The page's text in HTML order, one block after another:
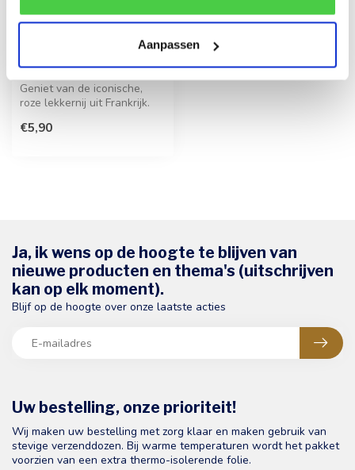
Aanpassen
Reims 100g
Geniet van de iconische,
roze lekkernij uit Frankrijk.
€5,90
Uw bestelling, onze prioriteit!
Wij maken uw bestelling met zorg klaar en maken gebruik van
stevige verzenddozen. Bij warme temperaturen wordt het pakket
voorzien van een extra thermo-isolerende folie.
Ja, ik wens op de hoogte te blijven van
nieuwe producten en thema's (uitschrijven
kan op elk moment).
Blijf op de hoogte over onze laatste acties